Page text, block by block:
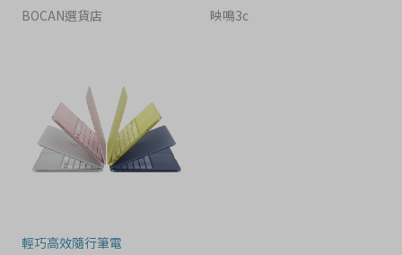
BOCAN選貨店 映鳴3c
輕巧高效隨行筆電